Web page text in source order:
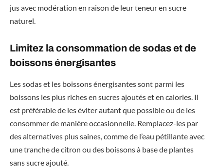
jus avec modération en raison de leur teneur en sucre
naturel.
Limitez la consommation de sodas et de
boissons énergisantes
Les sodas et les boissons énergisantes sont parmi les
boissons les plus riches en sucres ajoutés et en calories. Il
est préférable de les éviter autant que possible ou de les
consommer de manière occasionnelle. Remplacez-les par
des alternatives plus saines, comme de l’eau pétillante avec
une tranche de citron ou des boissons à base de plantes
sans sucre ajouté.